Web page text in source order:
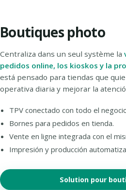
Boutiques photo
Centraliza dans un seul système la
pedidos online, los kioskos y la
está pensado para tiendas que
operativa diaria y mejorar la
TPV conectado con todo el
Bornes para pedidos en tienda.
Vente en ligne integrada con el
Impresión y producción
Solution pour